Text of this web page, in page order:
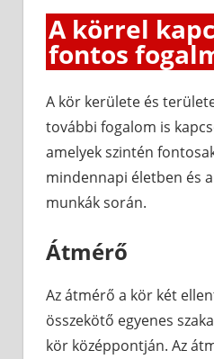
A körrel
fontos
A kör kerülete és
további fogalom is
amelyek szintén
mindennapi életben és
munkák során.
Átmérő
Az átmérő a kör két
összekötő egyenes
kör középpontján. Az